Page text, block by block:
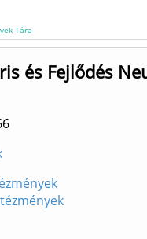
Tára
és Fejlődés